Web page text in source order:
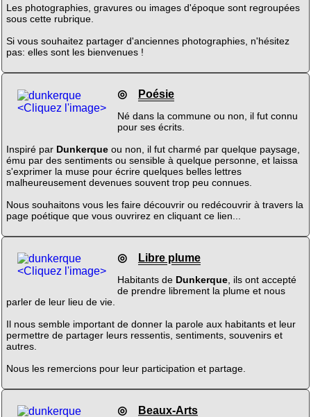
Les photographies, gravures ou images d'époque sont regroupées
sous cette rubrique.
Si vous souhaitez partager d'anciennes photographies, n'hésitez
pas: elles sont les bienvenues !
<Cliquez l'image>
◎ Poésie
Né dans la commune ou non, il fut connu
pour ses écrits.
Inspiré par Dunkerqueou non, il fut charmé par quelque paysage,
ému par des sentiments ou sensible à quelque personne, et laissa
s'exprimer la muse pour écrire quelques belles lettres
malheureusement devenues souvent trop peu connues.
Nous souhaitons vous les faire découvrir ou redécouvrir à travers la
page poétique que vous ouvrirez en cliquant ce lien...
<Cliquez l'image>
◎ Libre plume
Habitants de Dunkerque, ils ont accepté
de prendre librement la plume et nous
parler de leur lieu de vie.
Il nous semble important de donner la parole aux habitants et leur
permettre de partager leurs ressentis, sentiments, souvenirs et
autres.
Nous les remercions pour leur participation et partage.
◎ Beaux-Arts